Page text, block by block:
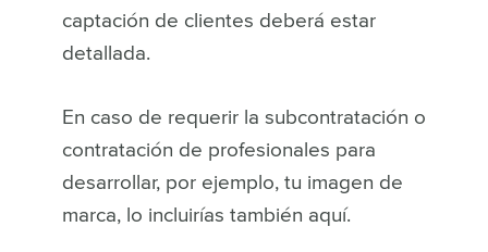
captación de clientes deberá estar
detallada.
En caso de requerir la subcontratación o
contratación de profesionales para
desarrollar, por ejemplo, tu imagen de
marca, lo incluirías también aquí.